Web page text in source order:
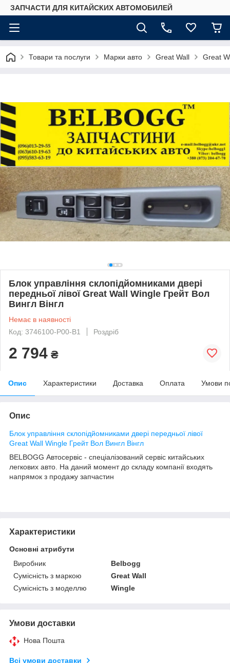
ЗАПЧАСТИ ДЛЯ КИТАЙСКИХ АВТОМОБИЛЕЙ
Товари та послуги Марки авто Great Wall Great
Блок управління склопідйомниками двері
передньої лівої Great Wall Wingle Грейт Вол
Вингл Вінгл
Немає в наявності
Код: 3746100-P00-B1
Роздріб
2 794 ₴
Опис Характеристики Доставка Оплата Умови
Опис
Блок управління склопідйомниками двері передньої лівої
Great Wall Wingle Грейт Вол Вингл Вінгл
BELBOGG Автосервіс - спеціалізований сервіс китайських
легкових авто. На даний момент до складу компанії входять
напрямок з продажу запчастин
Характеристики
Основні атрибути
Виробник
Belbogg
Сумісність з маркою
Great Wall
Сумісність з моделлю
Wingle
Умови доставки
Нова Пошта
Всі умови доставки